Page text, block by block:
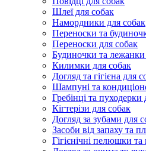
Шлеї для собак
Намордники для собак
Переноски та
Переноски для собак
Будиночки та лежанки
Килимки для собак
Догляд та гігієна для
Шампуні та
Гребінці та пуходерки
Кігтерізи для собак
Догляд за зубами для
Засоби від запаху та
Гігієнічні пелюшки